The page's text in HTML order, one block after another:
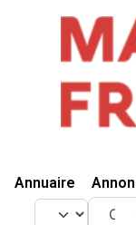
Annuaire
Select search